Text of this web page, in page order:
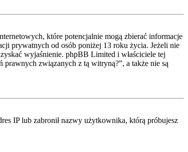
które potencjalnie mogą zbierać informacje
prywatnych od osób poniżej 13 roku życia. Jeżeli nie
wyjaśnienie. phpBB Limited i właściciele tej
związanych z tą witryną?”, a także nie są
IP lub zabronił nazwy użytkownika, którą próbujesz